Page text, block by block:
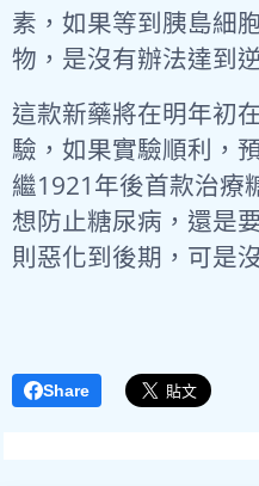
素，如果等到胰島細
物，是沒有辦法達到
這款新藥將在明年初
驗，如果實驗順利，
繼1921年後首款治療
想防止糖尿病，還是
則惡化到後期，可是
Share